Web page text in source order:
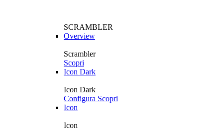
SCRAMBLER
Overview
Scrambler
Scopri
Icon Dark
Icon Dark
Configura Scopri
Icon
Icon